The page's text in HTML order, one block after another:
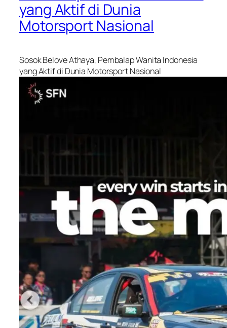
yang Aktif di Dunia
Motorsport Nasional
Sosok Belove Athaya, Pembalap Wanita Indonesia
yang Aktif di Dunia Motorsport Nasional